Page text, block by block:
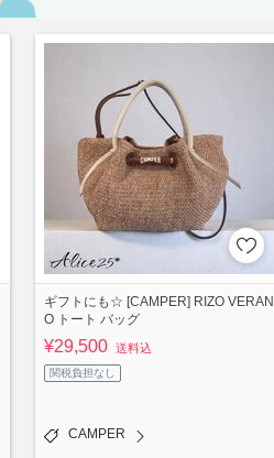
ギフトにも☆ [CAMPER] RIZO VERAN
O トート バッグ
¥29,500 送料込
関税負担なし
CAMPER